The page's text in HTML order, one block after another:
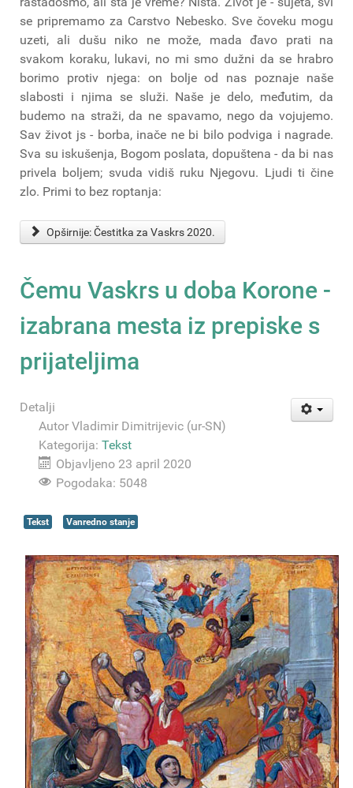
se pripremamo za Carstvo Nebesko. Sve čoveku mogu
uzeti, ali dušu niko ne može, mada đavo prati na
svakom koraku, lukavi, no mi smo dužni da se hrabro
borimo protiv njega: on bolje od nas poznaje naše
slabosti i njima se služi. Naše je delo, međutim, da
budemo na straži, da ne spavamo, nego da vojujemo.
Sav život js - borba, inače ne bi bilo podviga i nagrade.
Sva su iskušenja, Bogom poslata, dopuštena - da bi nas
privela boljem; svuda vidiš ruku Njegovu. Ljudi ti čine
zlo. Primi to bez roptanja:
Opširnije: Čestitka za Vaskrs 2020.
Čemu Vaskrs u doba Korone -
izabrana mesta iz prepiske s
prijateljima
Detalji
Autor Vladimir Dimitrijevic (ur-SN)
Kategorija: Tekst
Objavljeno 23 april 2020
Pogodaka: 5048
Tekst Vanredno stanje